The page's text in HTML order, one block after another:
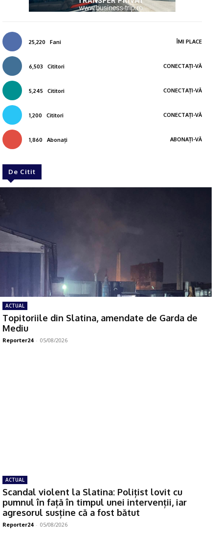
25,220 Fani ÎMI PLACE
6,503 Cititori CONECTAȚI-VĂ
5,245 Cititori CONECTAȚI-VĂ
1,200 Cititori CONECTAȚI-VĂ
1,860 Abonați ABONAȚI-VĂ
De Citit
ACTUAL
Topitoriile din Slatina, amendate de Garda de
Mediu
Reporter24 - 05/08/2026
ACTUAL
Scandal violent la Slatina: Polițist lovit cu
pumnul în față în timpul unei intervenții, iar
agresorul susține că a fost bătut
Reporter24 - 05/08/2026